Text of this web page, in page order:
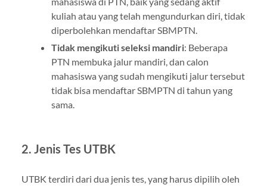
kuliah atau yang telah mengundurkan diri, tidak
diperbolehkan mendaftar SBMPTN.
Tidak mengikuti seleksi mandiri: Beberapa
PTN membuka jalur mandiri, dan calon
mahasiswa yang sudah mengikuti jalur tersebut
tidak bisa mendaftar SBMPTN di tahun yang
sama.
2. Jenis Tes UTBK
UTBK terdiri dari dua jenis tes, yang harus dipilih oleh